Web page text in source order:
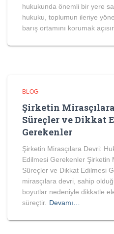
hukukunda önemli bir yere
hukuku, toplumun ileriye
barış ortamını korumak
BLOG
Şirketin
Süreçler ve Dikkat
Gerekenler
Şirketin Mirasçılara Devri:
Edilmesi Gerekenler Şirketin
Süreçler ve Dikkat Edilmesi
mirasçılara devri, sahip
boyutlar nedeniyle dikkatle
süreçtir. Devamı…